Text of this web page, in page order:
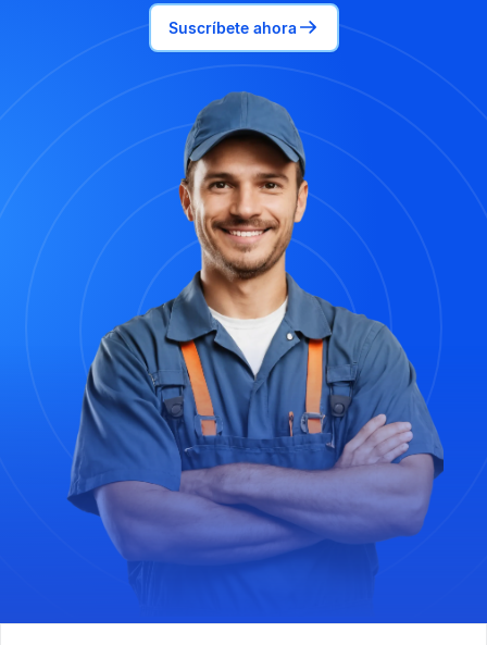
Suscríbete ahora